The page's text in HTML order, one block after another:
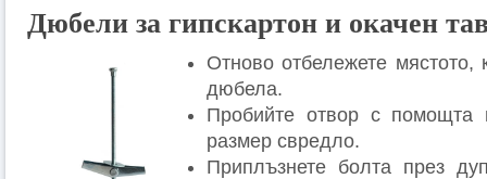
Дюбели за гипскартон и окачен
Отново отбележете мястото,
дюбела.
Пробийте отвор с помощта
размер свредло.
Приплъзнете болта през